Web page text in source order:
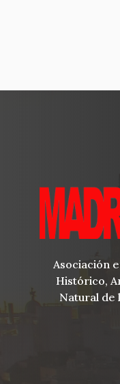
Asociación
Histórico,
Natural de